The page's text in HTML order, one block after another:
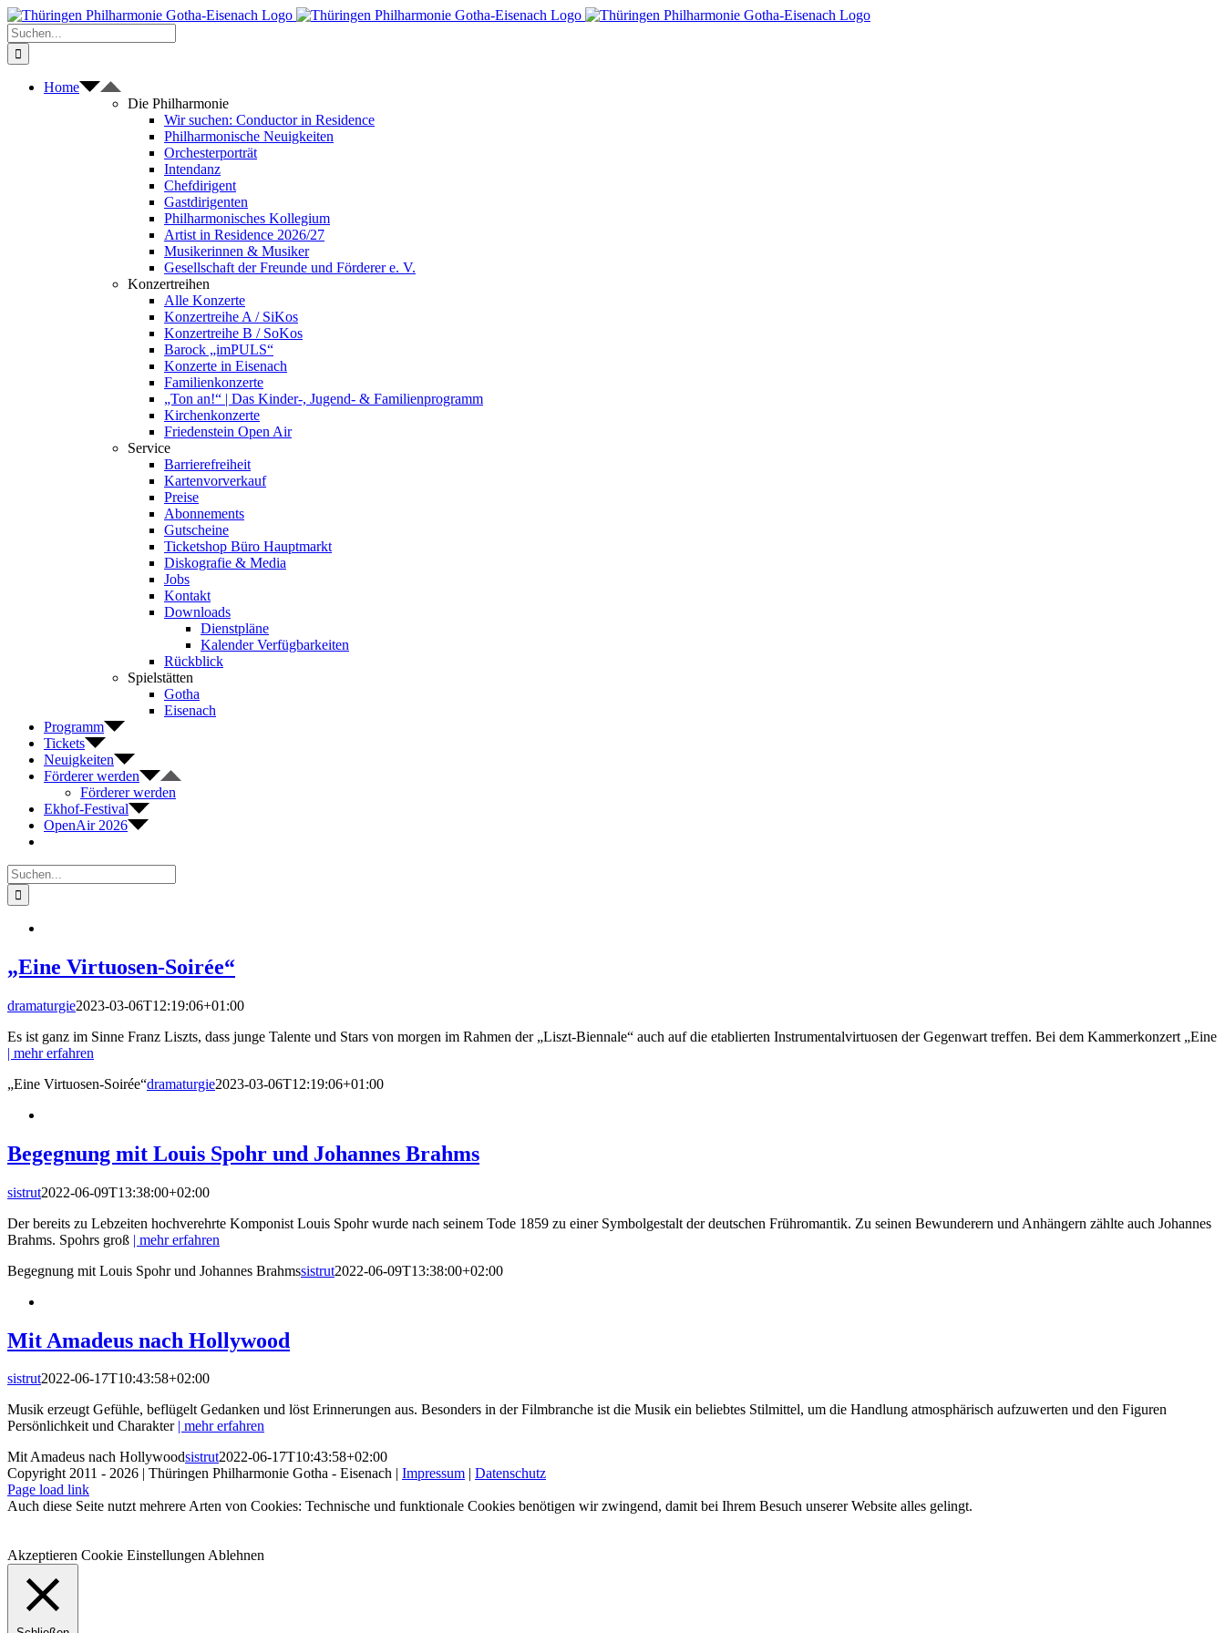
Zum
Inhalt
springen
Suche
nach:
Home
Die Philharmonie
Wir suchen: Conductor in Residence
Philharmonische Neuigkeiten
Orchesterporträt
Intendanz
Chefdirigent
Gastdirigenten
Philharmonisches Kollegium
Artist in Residence 2026/27
Musikerinnen & Musiker
Gesellschaft der Freunde und Förderer e. V.
Konzertreihen
Alle Konzerte
Konzertreihe A / SiKos
Konzertreihe B / SoKos
Barock „imPULS“
Konzerte in Eisenach
Familienkonzerte
„Ton an!“ | Das Kinder-, Jugend- & Familienprogramm
Kirchenkonzerte
Friedenstein Open Air
Service
Barrierefreiheit
Kartenvorverkauf
Preise
Abonnements
Gutscheine
Ticketshop Büro Hauptmarkt
Diskografie & Media
Jobs
Kontakt
Downloads
Dienstpläne
Kalender Verfügbarkeiten
Rückblick
Spielstätten
Gotha
Eisenach
Programm
Tickets
Neuigkeiten
Förderer werden
Förderer werden
Ekhof-Festival
OpenAir 2026
Suche
nach:
„Eine Virtuosen-Soirée“
dramaturgie2023-03-06T12:19:06+01:00
Es ist ganz im Sinne Franz Liszts, dass junge Talente und Stars von morgen im Rahmen der „Liszt-Biennale“ auch auf die etablierten Instrumentalvirtuosen der Gegenwart treffen. Bei dem Kammerkonzert „Eine
| mehr erfahren
„Eine Virtuosen-Soirée“dramaturgie2023-03-06T12:19:06+01:00
Begegnung mit Louis Spohr und Johannes Brahms
sistrut2022-06-09T13:38:00+02:00
Der bereits zu Lebzeiten hochverehrte Komponist Louis Spohr wurde nach seinem Tode 1859 zu einer Symbolgestalt der deutschen Frühromantik. Zu seinen Bewunderern und Anhängern zählte auch Johannes
Brahms. Spohrs groß | mehr erfahren
Begegnung mit Louis Spohr und Johannes Brahmssistrut2022-06-09T13:38:00+02:00
Mit Amadeus nach Hollywood
sistrut2022-06-17T10:43:58+02:00
Musik erzeugt Gefühle, beflügelt Gedanken und löst Erinnerungen aus. Besonders in der Filmbranche ist die Musik ein beliebtes Stilmittel, um die Handlung atmosphärisch aufzuwerten und den Figuren
Persönlichkeit und Charakter | mehr erfahren
Mit Amadeus nach Hollywoodsistrut2022-06-17T10:43:58+02:00
Copyright 2011 - 2026 | Thüringen Philharmonie Gotha - Eisenach | Impressum | Datenschutz
Facebook
Instagram
WhatsApp
YouTube
E-
Mail
Telefon
Page load link
Auch diese Seite nutzt mehrere Arten von Cookies: Technische und funktionale Cookies benötigen wir zwingend, damit bei Ihrem Besuch unserer Website alles gelingt.
Akzeptieren Cookie EinstellungenAblehnen